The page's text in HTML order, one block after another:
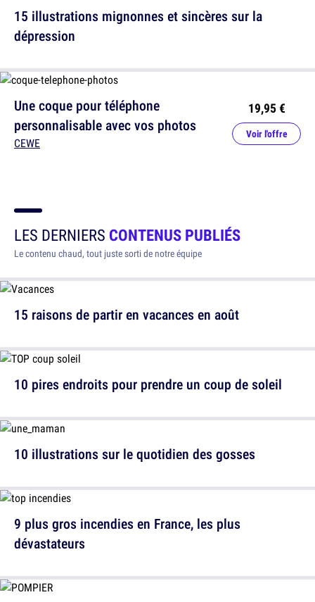
Une coque pour téléphone
personnalisable avec vos photos
CEWE
19,95 €
Voir l'offre
15 illustrations mignonnes et sincères sur la
dépression
LES DERNIERS CONTENUS PUBLIÉS
Le contenu chaud, tout juste sorti de notre équipe
15 raisons de partir en vacances en août
10 illustrations sur le quotidien des gosses
10 pires endroits pour prendre un coup de soleil
9 plus gros incendies en France, les plus
dévastateurs